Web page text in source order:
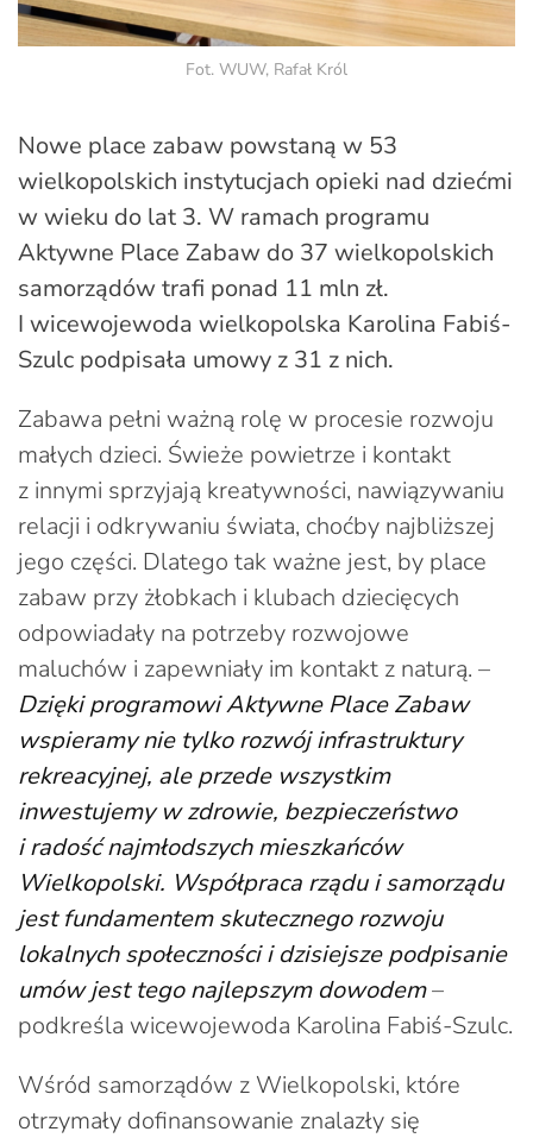
Fot. WUW, Rafał Król
Nowe place zabaw powstaną w 53
wielkopolskich instytucjach opieki nad dziećmi
w wieku do lat 3. W ramach programu
Aktywne Place Zabaw do 37 wielkopolskich
samorządów trafi ponad 11 mln zł.
I wicewojewoda wielkopolska Karolina Fabiś-
Szulc podpisała umowy z 31 z nich.
Zabawa pełni ważną rolę w procesie rozwoju
małych dzieci. Świeże powietrze i kontakt
z innymi sprzyjają kreatywności, nawiązywaniu
relacji i odkrywaniu świata, choćby najbliższej
jego części. Dlatego tak ważne jest, by place
zabaw przy żłobkach i klubach dziecięcych
odpowiadały na potrzeby rozwojowe
maluchów i zapewniały im kontakt z naturą. –
Dzięki programowi Aktywne Place Zabaw
wspieramy nie tylko rozwój infrastruktury
rekreacyjnej, ale przede wszystkim
inwestujemy w zdrowie, bezpieczeństwo
i radość najmłodszych mieszkańców
Wielkopolski. Współpraca rządu i samorządu
jest fundamentem skutecznego rozwoju
lokalnych społeczności i dzisiejsze podpisanie
umów jest tego najlepszym dowodem–
podkreśla wicewojewoda Karolina Fabiś-Szulc.
Wśród samorządów z Wielkopolski, które
otrzymały dofinansowanie znalazły się